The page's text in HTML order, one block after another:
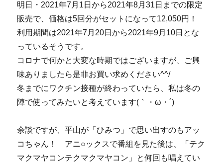
明日・2021年7月1日から2021年8月31日までの限定
販売で、価格は5回分がセットになって12,050円！
利用期間は2021年7月20日から2021年9月10日とな
っているそうです。
コロナで何かと大変な時期ではございますが、ご興
味ありましたら是非お買い求めください^^/
冬までにワクチン接種が終わっていたら、私は冬の
陣で使ってみたいと考えています(｀・ω・´)
余談ですが、平山が「ひみつ」で思い出すのもアッ
コちゃん！ アニ○ックスで番組を見た後は、「テク
マクマヤコンテクマクマヤコン」と何回も唱えてい